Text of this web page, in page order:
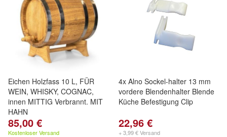
Eichen Holzfass 10 L, FÜR
WEIN, WHISKY, COGNAC,
innen MITTIG Verbrannt. MIT
HAHN
85,00 €
Kostenloser Versand
4x Alno Sockel-halter 13 mm
vordere Blendenhalter Blende
Küche Befestigung Clip
22,96 €
+ 3,99 € Versand